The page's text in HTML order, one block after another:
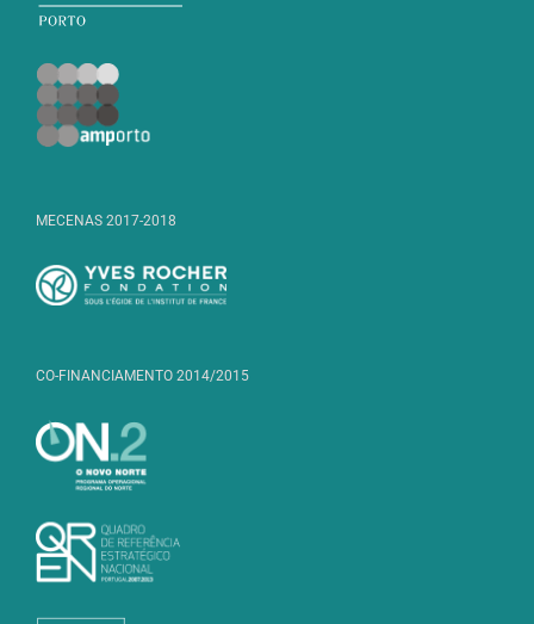
MECENAS 2017-2018
CO-FINANCIAMENTO 2014/2015